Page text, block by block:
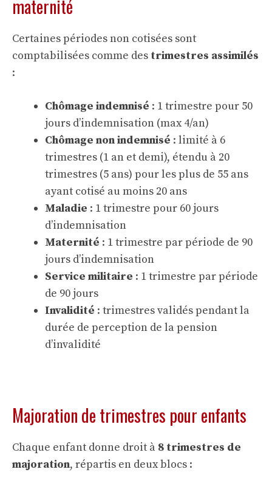
maternité
Certaines périodes non cotisées sont
comptabilisées comme des trimestres assimilés
:
Chômage indemnisé : 1 trimestre pour 50
jours d’indemnisation (max 4/an)
Chômage non indemnisé : limité à 6
trimestres (1 an et demi), étendu à 20
trimestres (5 ans) pour les plus de 55 ans
ayant cotisé au moins 20 ans
Maladie : 1 trimestre pour 60 jours
d’indemnisation
Maternité : 1 trimestre par période de 90
jours d’indemnisation
Service militaire : 1 trimestre par période
de 90 jours
Invalidité : trimestres validés pendant la
durée de perception de la pension
d’invalidité
Majoration de trimestres pour enfants
Chaque enfant donne droit à 8 trimestres de
majoration, répartis en deux blocs :